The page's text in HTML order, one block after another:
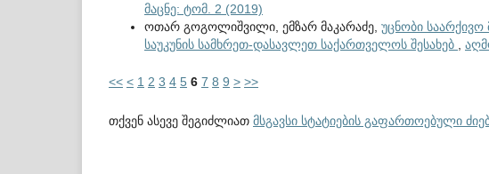
მაცნე: ტომ. 2 (2019)
ოთარ გოგოლიშვილი, ემზარ მაკარაძე, უცნობი
საუკუნის სამხრეთ-დასავლეთ საქართველოს შესახებ ,
<< < 1 2 3 4 5 6 7 8 9 > >>
თქვენ ასევე შეგიძლიათ მსგავსი სტატიების გაფართოებული